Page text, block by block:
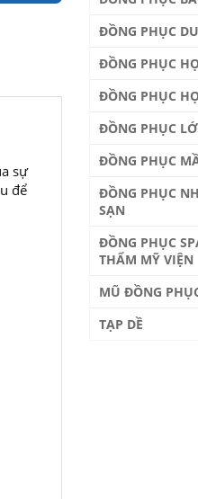
sự
để
ĐỒNG PHỤC
ĐỒNG PHỤC
ĐỒNG PHỤC
ĐỒNG PHỤC
ĐỒNG PHỤC
ĐỒNG PHỤC
SẠN
ĐỒNG PHỤC
THẨM MỸ VIỆN
MŨ ĐỒNG
TẠP DỀ